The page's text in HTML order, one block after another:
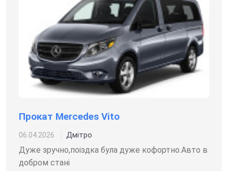
Прокат Mercedes Vito
06.04.2026 Дмітро
Дуже зручно,поіздка була дуже кофортно.Авто в
добром стані